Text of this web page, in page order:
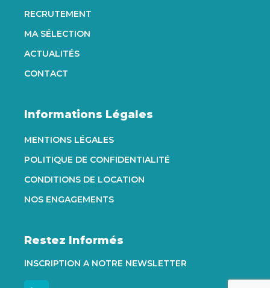
RECRUTEMENT
MA SÉLECTION
ACTUALITÉS
CONTACT
Informations Légales
MENTIONS LÉGALES
POLITIQUE DE CONFIDENTIALITÉ
CONDITIONS DE LOCATION
NOS ENGAGEMENTS
Restez Informés
INSCRIPTION A NOTRE NEWSLETTER